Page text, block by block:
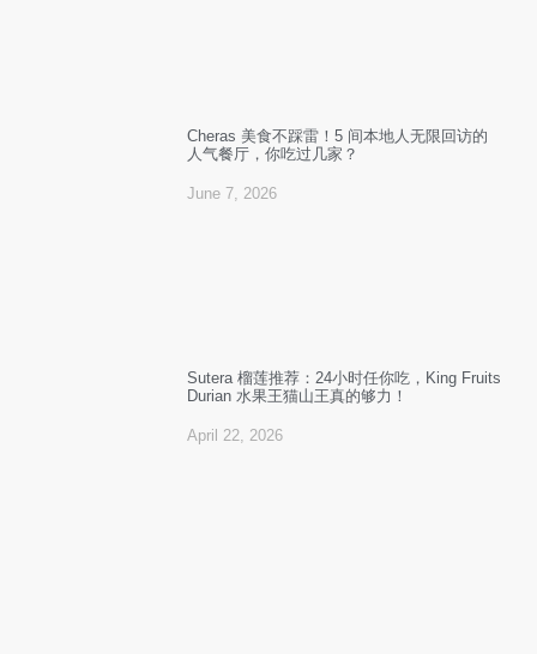
Cheras 美食不踩雷！5 间本地人无限回访的
人气餐厅，你吃过几家？
June 7, 2026
Sutera 榴莲推荐：24小时任你吃，King Fruits
Durian 水果王猫山王真的够力！
April 22, 2026